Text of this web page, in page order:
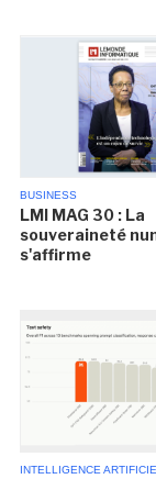
BUSINESS
LMI MAG 30 : La
souveraineté
s'affirme
INTELLIGENCE